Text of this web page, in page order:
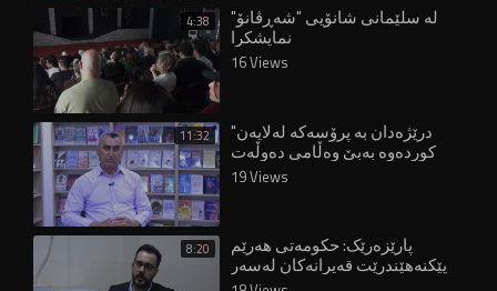
4:38 لە سلێمانی شانۆیی "شەڕڤانۆ"
نمایشکرا
16 Views
11:32 "درێژەدان بە پرۆسەکە لەلایەن
کوردەوە بەبێ وەڵامی دەوڵەت
قورسە"
19 Views
8:20 پارێزەرێک: حکومەتی هەرێم
پێکنەهێندرێت قەیرانەکان لەسەر